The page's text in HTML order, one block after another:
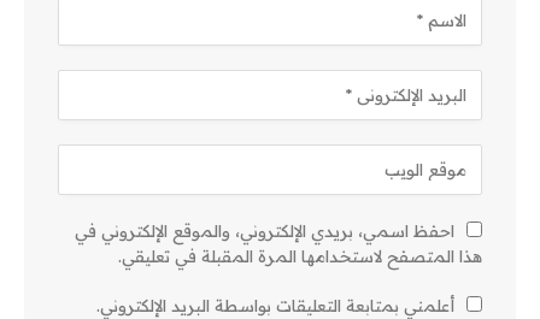
احفظ اسمي، بريدي الإلكتروني، والموقع الإلكتروني في
هذا المتصفح لاستخدامها المرة المقبلة في تعليقي.
أعلمني بمتابعة التعليقات بواسطة البريد الإلكتروني.